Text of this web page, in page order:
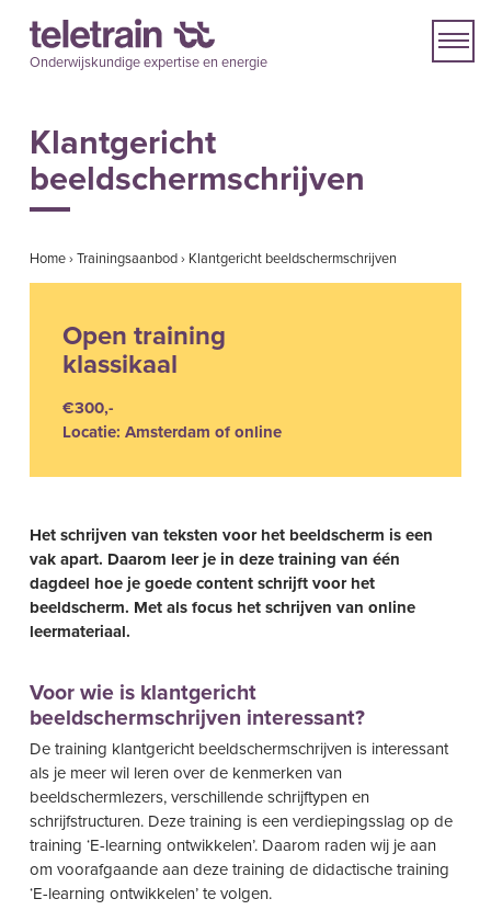
Onderwijskundige expertise en energie
Klantgericht
beeldschermschrijven
Home›Trainingsaanbod› Klantgericht beeldschermschrijven
Open training
klassikaal
€300,-
Locatie: Amsterdam of online
Het schrijven van teksten voor het beeldscherm is een
vak apart. Daarom leer je in deze training van één
dagdeel hoe je goede content schrijft voor het
beeldscherm. Met als focus het schrijven van online
leermateriaal.
Voor wie is klantgericht
beeldschermschrijven interessant?
De training klantgericht beeldschermschrijven is interessant
als je meer wil leren over de kenmerken van
beeldschermlezers, verschillende schrijftypen en
schrijfstructuren. Deze training is een verdiepingsslag op de
training ‘E-learning ontwikkelen’. Daarom raden wij je aan
om voorafgaande aan deze training de didactische training
‘E-learning ontwikkelen’ te volgen.